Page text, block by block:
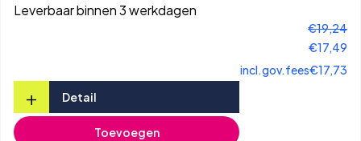
Leverbaar binnen 3 werkdagen
€19,24
€17,49
incl.gov.fees€17,73
+ Detail
Toevoegen